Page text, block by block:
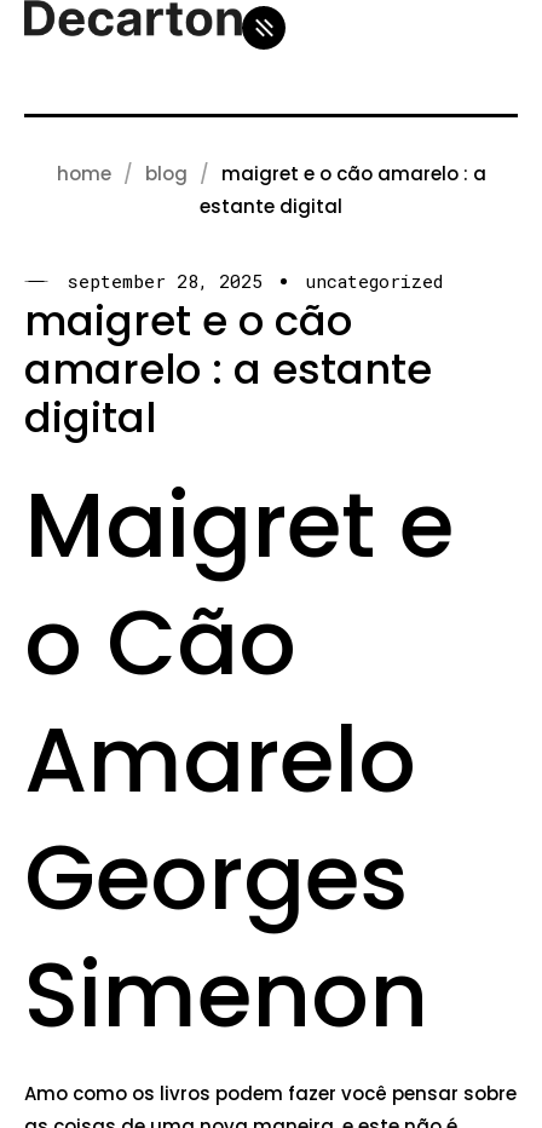
home blog
maigret e o cão amarelo : a
estante digital
september 28, 2025 uncategorized
maigret e o cão
amarelo : a estante
digital
Maigret e
o Cão
Amarelo
Georges
Simenon
Amo como os livros podem fazer você pensar sobre